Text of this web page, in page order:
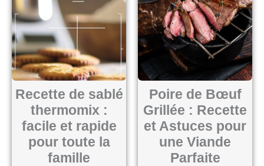
Recette de sablé
thermomix :
facile et rapide
pour toute la
famille
Poire de Bœuf
Grillée : Recette
et Astuces pour
une Viande
Parfaite